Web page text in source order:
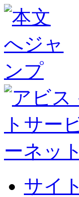
サイ